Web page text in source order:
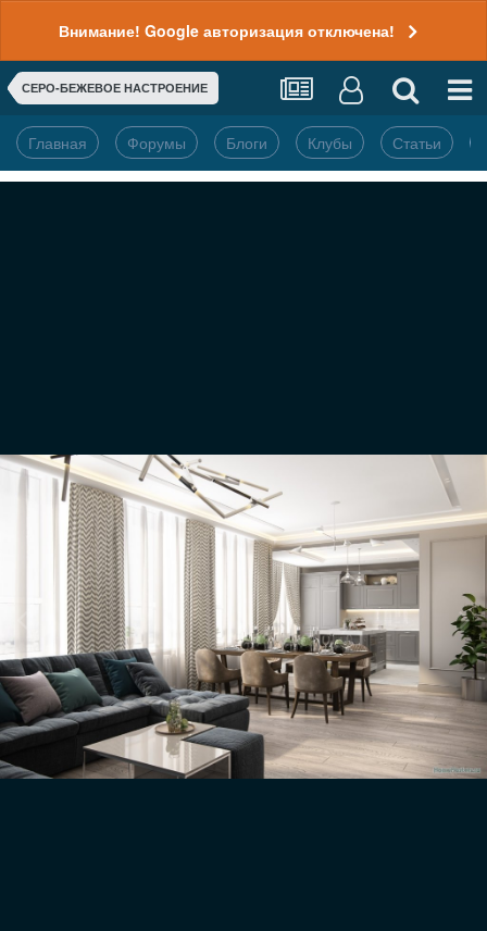
Внимание! Google авторизация отключена!
СЕРО-БЕЖЕВОЕ НАСТРОЕНИЕ
Главная Форумы Блоги Клубы Статьи